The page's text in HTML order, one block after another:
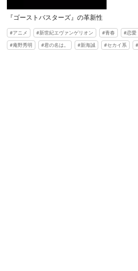
『ゴーストバスターズ』の革新性
アニメ 新世紀エヴァンゲリオン 青春 恋愛
庵野秀明
君の名は。 新海誠 セカイ系